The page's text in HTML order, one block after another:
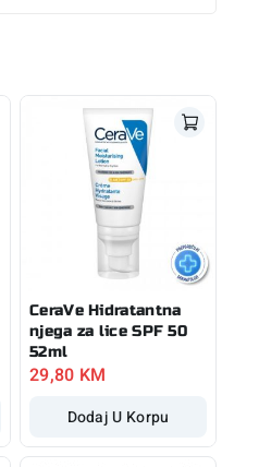
CeraVe Hidratantna
njega za lice SPF 50
52ml
29,80 KM
Dodaj U Korpu